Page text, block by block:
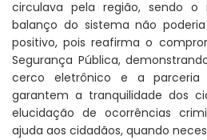
circulava pela região, sendo o
balanço do sistema não
positivo, pois reafirma o
Segurança Pública,
cerco eletrônico e a parceria
garantem a tranquilidade dos
elucidação de ocorrências
ajuda aos cidadãos, quando